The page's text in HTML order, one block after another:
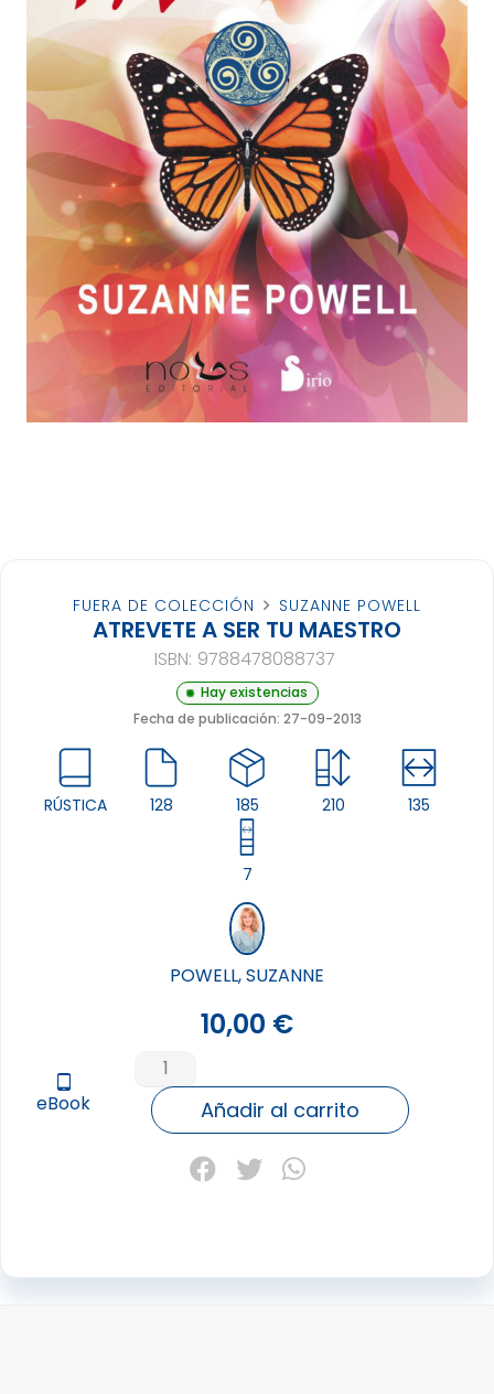
FUERA DE COLECCIÓN SUZANNE POWELL
ATREVETE A SER TU MAESTRO
ISBN: 9788478088737
Hay existencias
Fecha de publicación: 27-09-2013
RÚSTICA 128 185 210 135
7
POWELL, SUZANNE
10,00 €
eBook
ATREVETE
SER
TU
MAESTRO
cantidad
Añadir al carrito